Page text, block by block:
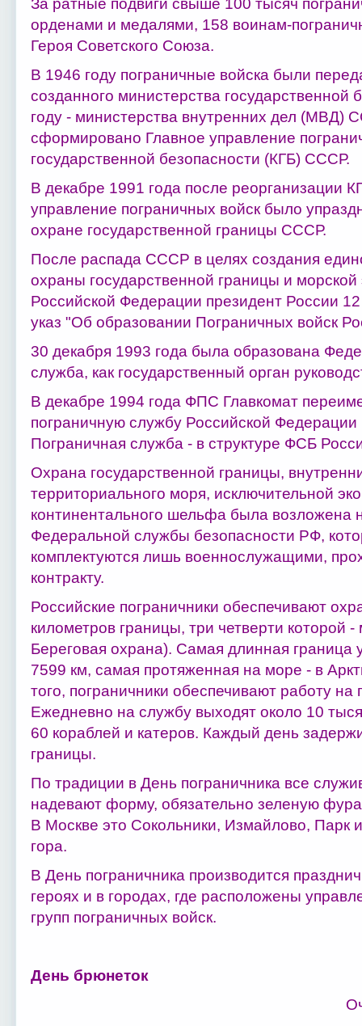
орденами и медалями, 158 воинам-
Героя Советского Союза.
В 1946 году пограничные войска были
созданного министерства
году - министерства внутренних дел (МВД)
сформировано Главное управление
государственной безопасности (КГБ) СССР.
В декабре 1991 года после реорганизации
управление пограничных войск было
охране государственной границы СССР.
После распада СССР в целях создания
охраны государственной границы и
Российской Федерации президент России
указ "Об образовании Пограничных войск
30 декабря 1993 года была образована
служба, как государственный орган
В декабре 1994 года ФПС Главкомат
пограничную службу Российской
Пограничная служба - в структуре ФСБ
Охрана государственной границы,
территориального моря, исключительной
континентального шельфа была возложена
Федеральной службы безопасности РФ,
комплектуются лишь военнослужащими,
контракту.
Российские пограничники обеспечивают
километров границы, три четверти которой
Береговая охрана). Самая длинная граница
7599 км, самая протяженная на море - в
того, пограничники обеспечивают работу на
Ежедневно на службу выходят около 10
60 кораблей и катеров. Каждый день
границы.
По традиции в День пограничника все
надевают форму, обязательно зеленую
В Москве это Сокольники, Измайлово, Парк
гора.
В День пограничника производится
героях и в городах, где расположены
групп пограничных войск.
День брюнеток